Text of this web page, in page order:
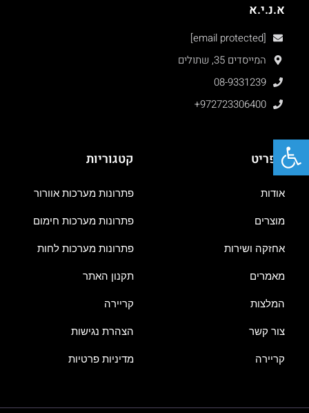
א.נ.י.א
[email protected]
המייסדים 35, שתולים
08-9331239
+972723306400
תפריט
אודות
מוצרים
אחזקה ושירות
מאמרים
המלצות
צור קשר
קריירה
קטגוריות
פתרונות מערכות אוורור
פתרונות מערכות חימום
פתרונות מערכות לחות
תקנון האתר
קריירה
הצהרת נגישות
מדיניות פרטיות
פתח סרגל נגישות